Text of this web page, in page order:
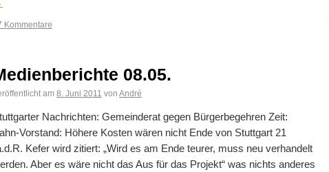
Kommentare
08.05.
am 8. Juni 2011 von André
Nachrichten: Gemeinderat gegen Bürgerbegehren Zeit:
Vorstand: Höhere Kosten wären nicht Ende von Stuttgart 21
Kefer wird zitiert: „Wird es am Ende teurer, muss neu verhandelt
Aber es wäre nicht das Aus für das Projekt“ was nichts anderes